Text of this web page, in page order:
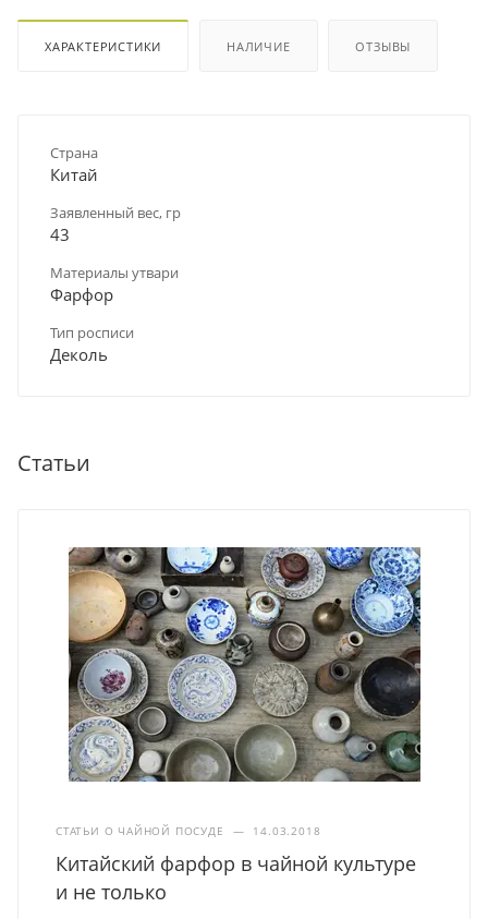
ХАРАКТЕРИСТИКИ НАЛИЧИЕ ОТЗЫВЫ
Страна
Китай
Заявленный вес, гр
43
Материалы утвари
Фарфор
Тип росписи
Деколь
Статьи
СТАТЬИ О ЧАЙНОЙ ПОСУДЕ — 14.03.2018
Китайский фарфор в чайной культуре
и не только